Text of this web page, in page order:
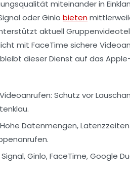
miteinander in
oder Ginlo bieten
aktuell
mit FaceTime sichere
dieser Dienst auf das
Schutz vor
Hohe Datenmengen,
Signal, Ginlo, FaceTime, Google